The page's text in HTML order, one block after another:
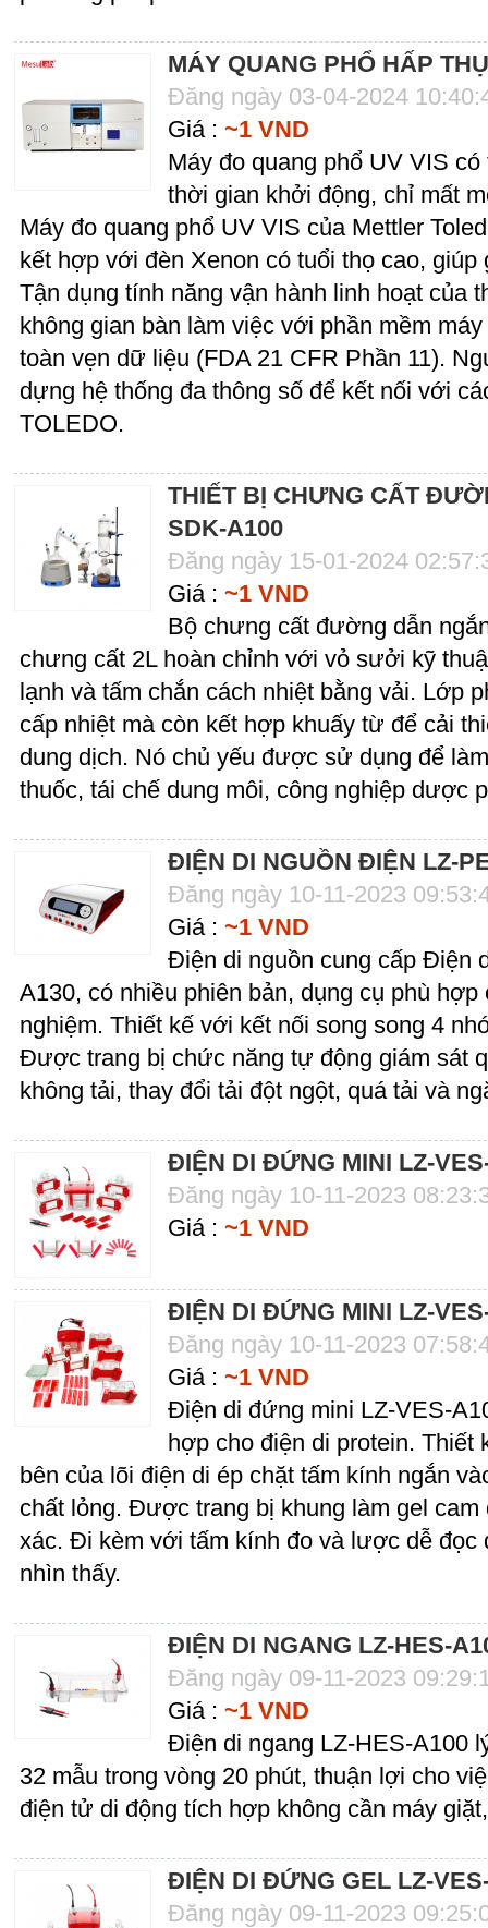
MÁY QUANG PHỔ HẤP
Đăng ngày 03-04-2024
Giá : ~1 VND
Máy đo quang phổ UV VIS
thời gian khởi động, chỉ mất
Máy đo quang phổ UV VIS của Mettler
kết hợp với đèn Xenon có tuổi thọ cao,
Tận dụng tính năng vận hành linh hoạt của
không gian bàn làm việc với phần mềm
toàn vẹn dữ liệu (FDA 21 CFR Phần 11).
dựng hệ thống đa thông số để kết nối với
TOLEDO.
THIẾT BỊ CHƯNG CẤT
SDK-A100
Đăng ngày 15-01-2024
Giá : ~1 VND
Bộ chưng cất đường dẫn
chưng cất 2L hoàn chỉnh với vỏ sưởi kỹ
lạnh và tấm chắn cách nhiệt bằng vải. Lớp
cấp nhiệt mà còn kết hợp khuấy từ để cải
dung dịch. Nó chủ yếu được sử dụng để
thuốc, tái chế dung môi, công nghiệp dược
ĐIỆN DI NGUỒN ĐIỆN LZ-
Đăng ngày 10-11-2023
Giá : ~1 VND
Điện di nguồn cung cấp Điện
A130, có nhiều phiên bản, dụng cụ phù
nghiệm. Thiết kế với kết nối song song 4
Được trang bị chức năng tự động giám sát
không tải, thay đổi tải đột ngột, quá tải và
ĐIỆN DI ĐỨNG MINI LZ-
Đăng ngày 10-11-2023
Giá : ~1 VND
ĐIỆN DI ĐỨNG MINI LZ-
Đăng ngày 10-11-2023
Giá : ~1 VND
Điện di đứng mini LZ-VES-
hợp cho điện di protein.
bên của lõi điện di ép chặt tấm kính ngắn
chất lỏng. Được trang bị khung làm gel
xác. Đi kèm với tấm kính đo và lược dễ đọc
nhìn thấy.
ĐIỆN DI NGANG LZ-HES-
Đăng ngày 09-11-2023
Giá : ~1 VND
Điện di ngang LZ-HES-A100
32 mẫu trong vòng 20 phút, thuận lợi cho
điện tử di động tích hợp không cần máy
ĐIỆN DI ĐỨNG GEL LZ-
Đăng ngày 09-11-2023